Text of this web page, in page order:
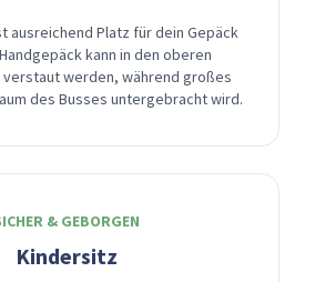
ausreichend Platz für dein Gepäck
kann in den oberen
werden, während großes
des Busses untergebracht wird.
& GEBORGEN
Kindersitz